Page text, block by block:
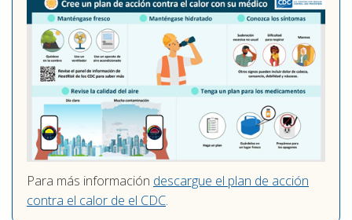
Para más información descargue el plan de acción
contra el calor de el CDC.